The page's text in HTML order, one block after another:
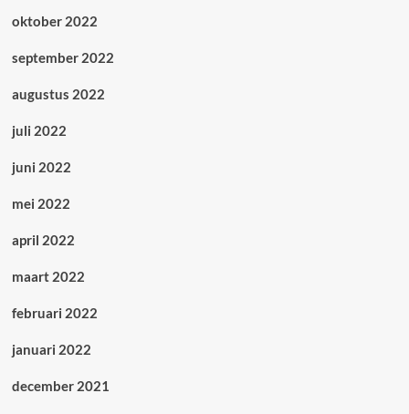
oktober 2022
september 2022
augustus 2022
juli 2022
juni 2022
mei 2022
april 2022
maart 2022
februari 2022
januari 2022
december 2021